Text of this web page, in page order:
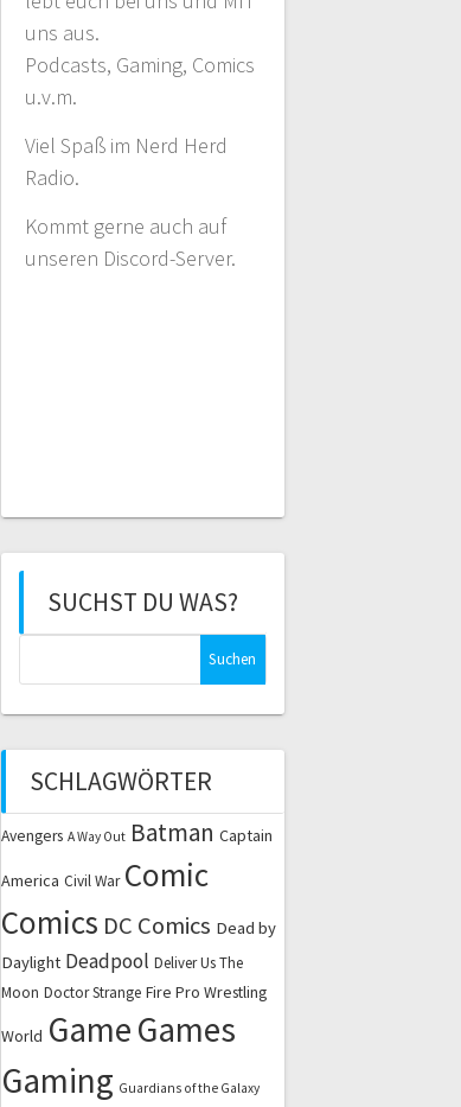
uns aus.
Podcasts, Gaming, Comics
u.v.m.
Viel Spaß im Nerd Herd
Radio.
Kommt gerne auch auf
unseren Discord-Server.
SUCHST DU WAS?
SCHLAGWÖRTER
Avengers A Way Out Batman Captain
America Civil War Comic
Comics DC Comics Dead by
Daylight Deadpool Deliver Us The
Moon Doctor Strange Fire Pro Wrestling
World GameGames
Gaming Guardians of the Galaxy